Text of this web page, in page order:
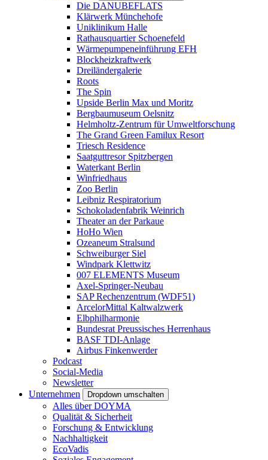
Die DANUBEFLATS
Klärwerk Münchehofe
Uniklinikum Halle
Rathausquartier Schoenefeld
Wärmepumpeneinführung EFH
Blockheizkraftwerk
Dreiländergalerie
Roots
The Spin
Upside Berlin Max und Moritz
Bergbaumuseum Oelsnitz
Helmholtz-Zentrum für Umweltforschung
The Grand Green Familux Resort
Triesch Residence
Saatguttresor Spitzbergen
Waterkant Berlin
Winfriedhaus
Zoo Berlin
Leibniz Respiratorium
Schokoladenfabrik Weinrich
Theater an der Parkaue
HoHo Wien
Ozeaneum Stralsund
Schweiburger Siel
Windpark Klettwitz
007 ELEMENTS Museum
Axel-Springer-Neubau
SAP Rechenzentrum (WDF51)
ArcelorMittal Kaltwalzwerk
Elbphilharmonie
Bundesrat Preussisches Herrenhaus
BASF TDI-Anlage
Airbus Finkenwerder
Podcast
Social-Media
Newsletter
Unternehmen
Dropdown umschalten
Alles über DOYMA
Qualität & Sicherheit
Forschung & Entwicklung
Nachhaltigkeit
EcoVadis